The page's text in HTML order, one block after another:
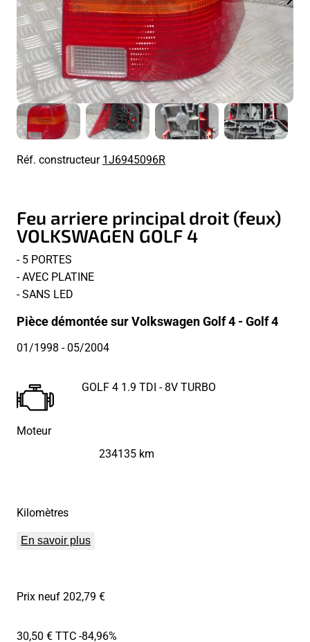
Réf. constructeur1J6945096R
Feu arriere principal droit (feux)
VOLKSWAGEN GOLF 4
- 5 PORTES
- AVEC PLATINE
- SANS LED
Pièce démontée sur Volkswagen Golf 4 - Golf 4
01/1998- 05/2004
Moteur
GOLF 4 1.9 TDI - 8V TURBO
Kilomètres
234135 km
En savoir plus
Prix neuf 202,79 €
30,50 € TTC-84,96%